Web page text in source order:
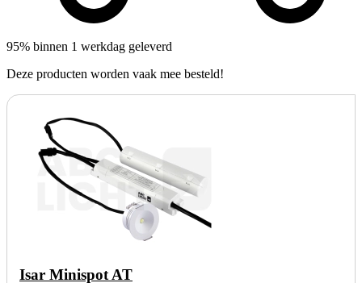
95% binnen 1 werkdag geleverd
Deze producten worden vaak mee besteld!
Isar Minispot AT